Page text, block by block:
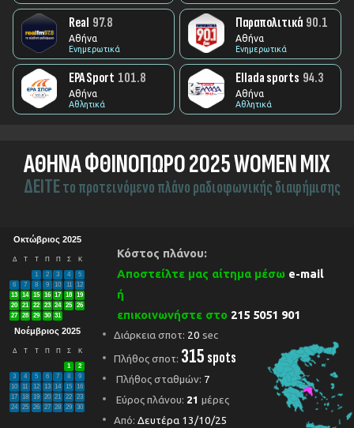
Real 97.8
Αθήνα
Ενημερωτικά
Παραπολιτικά 90.1
Αθήνα
Ενημερωτικά
ΕΡΑ Sport 101.8
Αθήνα
Αθλητικά
Ellada sports 94.3
Αθήνα
Αθλητικά
ΑΘΗΝΑ ΦΘΙΝΟΠΩΡΟ 2025 WOMEN MIX
ΔEITEτο προτεινόμενο πλάνο ραδιοφωνικής διαφήμισης
Οκτώβριος 2025
Δ Τ Τ Π Π Σ Κ
1 2 3 4
5
6
7 8 9 10 11
12
13
14 15 16 17 18
19
20
21 22 23 24 25
26
27
28 29 30 31
Νοέμβριος 2025
Δ Τ Τ Π Π Σ Κ
1
2
3
4 5 6 7 8
9
10
11 12 13 14 15
16
17
18 19 20 21 22
23
24
25 26 27 28 29 30
Κόστος πλάνου:
Αποστείλτε μας αίτημα μέσω e-mail
ή
επικοινωνήστε στο 215 5051 901
Διάρκεια σποτ: 20 sec
Πλήθος σποτ: 315 spots
Πλήθος σταθμών: 7
Εύρος πλάνου: 21 μέρες
Από: Δευτέρα 13/10/25